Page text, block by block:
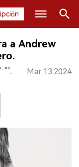
Buscar
a Andrew
"",
Mar.13.2024